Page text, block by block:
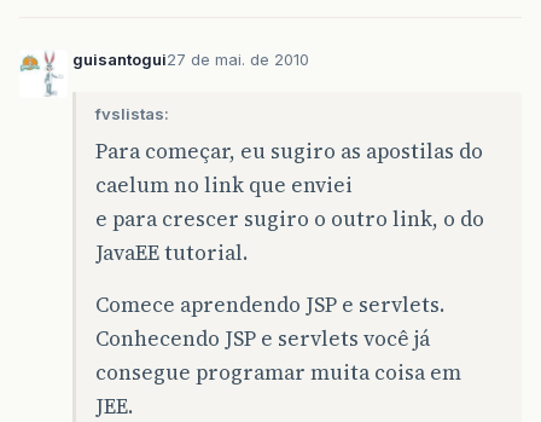
guisantogui27 de mai. de 2010
fvslistas:
Para começar, eu sugiro as apostilas do
caelum no link que enviei
e para crescer sugiro o outro link, o do
JavaEE tutorial.
Comece aprendendo JSP e servlets.
Conhecendo JSP e servlets você já
consegue programar muita coisa em
JEE.